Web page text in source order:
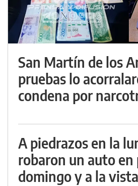
San Martín de los
pruebas lo
condena por
A piedrazos en la
robaron un auto en
domingo y a la